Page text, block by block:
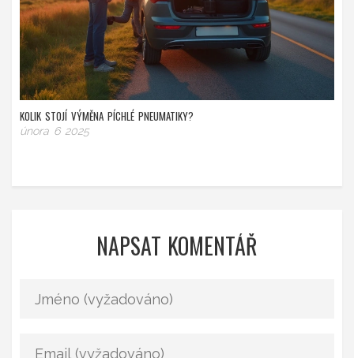
KOLIK STOJÍ VÝMĚNA PÍCHLÉ PNEUMATIKY?
února 6 2025
NAPSAT KOMENTÁŘ